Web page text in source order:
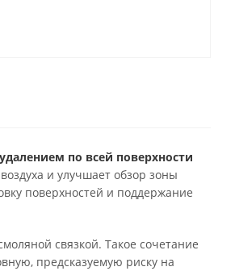
по всей поверхности
и улучшает обзор зоны
поверхностей и поддержание
связкой. Такое сочетание
предсказуемую риску на